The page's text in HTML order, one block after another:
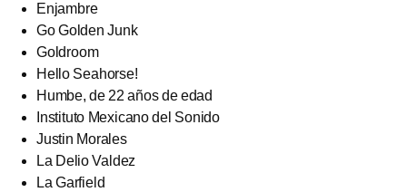
Enjambre
Go Golden Junk
Goldroom
Hello Seahorse!
Humbe, de 22 años de edad
Instituto Mexicano del Sonido
Justin Morales
La Delio Valdez
La Garfield